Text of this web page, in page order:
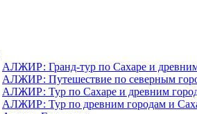
АЛЖИР: Гранд-тур по Сахаре и
АЛЖИР: Путешествие по северным
АЛЖИР: Тур по Сахаре и древним
АЛЖИР: Тур по древним городам и